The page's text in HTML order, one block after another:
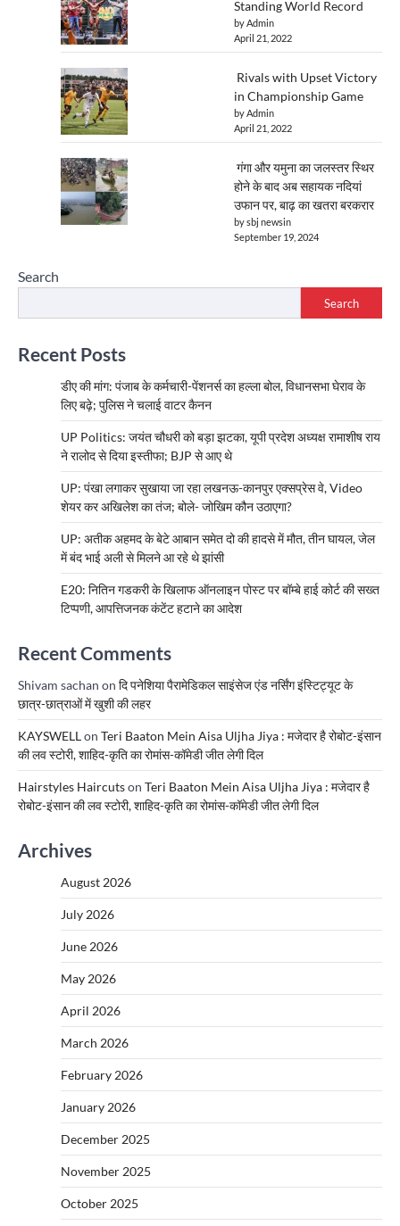
Standing World Record
by Admin
April 21, 2022
Rivals with Upset Victory
in Championship Game
by Admin
April 21, 2022
गंगा और यमुना का जलस्तर स्थिर
होने के बाद अब सहायक नदियां
उफान पर, बाढ़ का खतरा बरकरार
by sbj newsin
September 19, 2024
Search
Search
Recent Posts
डीए की मांग: पंजाब के कर्मचारी-पेंशनर्स का हल्ला बोल, विधानसभा घेराव के
लिए बढ़े; पुलिस ने चलाई वाटर कैनन
UP Politics: जयंत चौधरी को बड़ा झटका, यूपी प्रदेश अध्यक्ष रामाशीष राय
ने रालोद से दिया इस्तीफा; BJP से आए थे
UP: पंखा लगाकर सुखाया जा रहा लखनऊ-कानपुर एक्सप्रेस वे, Video
शेयर कर अखिलेश का तंज; बोले- जोखिम कौन उठाएगा?
UP: अतीक अहमद के बेटे आबान समेत दो की हादसे में मौत, तीन घायल, जेल
में बंद भाई अली से मिलने आ रहे थे झांसी
E20: नितिन गडकरी के खिलाफ ऑनलाइन पोस्ट पर बॉम्बे हाई कोर्ट की सख्त
टिप्पणी, आपत्तिजनक कंटेंट हटाने का आदेश
Recent Comments
Shivam sachan on दि पनेशिया पैरामेडिकल साइंसेज एंड नर्सिंग इंस्टिट्यूट के
छात्र-छात्राओं में खुशी की लहर
KAYSWELLon Teri Baaton Mein Aisa Uljha Jiya : मजेदार है रोबोट-इंसान
की लव स्टोरी, शाहिद-कृति का रोमांस-कॉमेडी जीत लेगी दिल
Hairstyles Haircutson Teri Baaton Mein Aisa Uljha Jiya : मजेदार है
रोबोट-इंसान की लव स्टोरी, शाहिद-कृति का रोमांस-कॉमेडी जीत लेगी दिल
Archives
August 2026
July 2026
June 2026
May 2026
April 2026
March 2026
February 2026
January 2026
December 2025
November 2025
October 2025